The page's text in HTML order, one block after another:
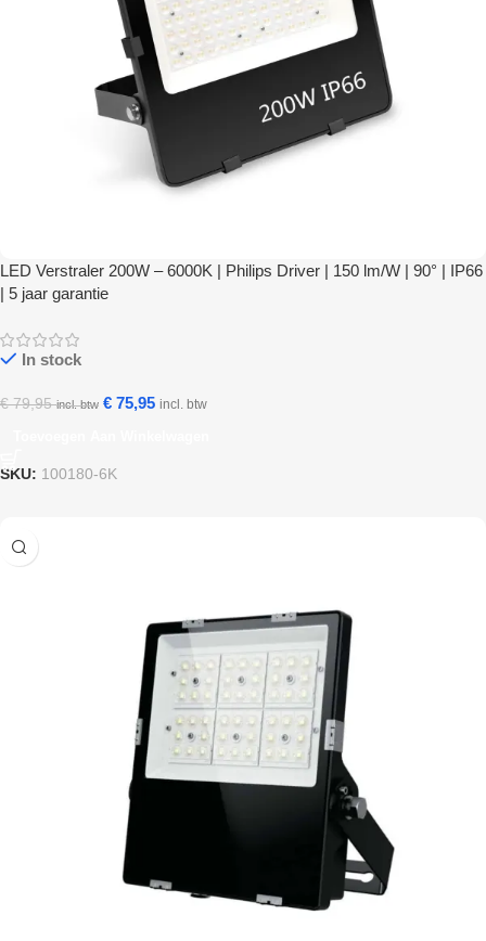
LED Verstraler 200W – 6000K | Philips Driver | 150 lm/W | 90° | IP66
| 5 jaar garantie
In stock
€79,95 incl. btw € 75,95 incl. btw
SKU: 100180-6K